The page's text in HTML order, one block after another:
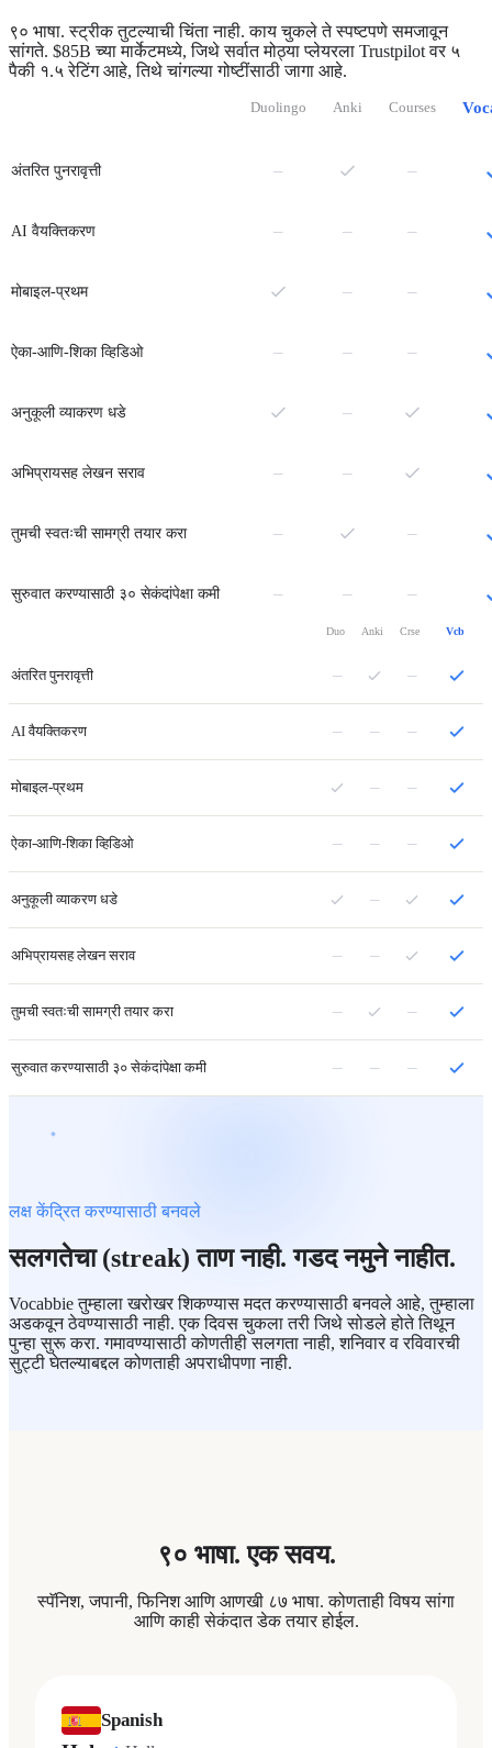
९० भाषा. स्ट्रीक तुटल्याची चिंता नाही. काय चुकले ते स्पष्टपणे समजावून
सांगते. $85B च्या मार्केटमध्ये, जिथे सर्वात मोठ्या प्लेयरला Trustpilot वर ५
पैकी १.५ रेटिंग आहे, तिथे चांगल्या गोष्टींसाठी जागा आहे.
Duolingo Anki Courses
अंतरित पुनरावृत्ती –नाही –नाही
AI वैयक्तिकरण –नाही –नाही –नाही
मोबाइल-प्रथम –नाही –नाही
ऐका-आणि-शिका व्हिडिओ –नाही –नाही –नाही
अनुकूली व्याकरण धडे –नाही
अभिप्रायसह लेखन सराव –नाही –नाही
तुमची स्वतःची सामग्री तयार करा –नाही –नाही
सुरुवात करण्यासाठी ३० सेकंदांपेक्षा कमी –नाही –नाही –नाही
Duo Anki Crse Vcb
अंतरित पुनरावृत्ती – –
AI वैयक्तिकरण – – –
मोबाइल-प्रथम – –
ऐका-आणि-शिका व्हिडिओ – – –
अनुकूली व्याकरण धडे –
अभिप्रायसह लेखन सराव – –
तुमची स्वतःची सामग्री तयार करा – –
सुरुवात करण्यासाठी ३० सेकंदांपेक्षा कमी – – –
लक्ष केंद्रित करण्यासाठी बनवले
सलगतेचा (streak) ताण नाही. गडद नमुने नाहीत.
Vocabbie तुम्हाला खरोखर शिकण्यास मदत करण्यासाठी बनवले आहे, तुम्हाला
अडकवून ठेवण्यासाठी नाही. एक दिवस चुकला तरी जिथे सोडले होते तिथून
पुन्हा सुरू करा. गमावण्यासाठी कोणतीही सलगता नाही, शनिवार व रविवारची
सुट्टी घेतल्याबद्दल कोणताही अपराधीपणा नाही.
९० भाषा. एक सवय.
स्पॅनिश, जपानी, फिनिश आणि आणखी ८७ भाषा. कोणताही विषय सांगा
आणि काही सेकंदात डेक तयार होईल.
Spanish